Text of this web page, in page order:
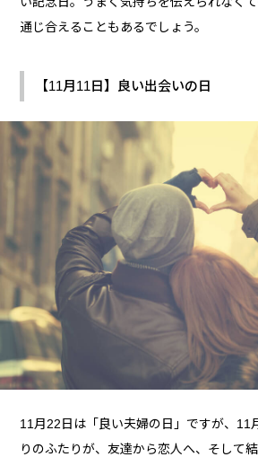
通じ合えることもあるでしょう。
【11月11日】良い出会いの日
11月22日は「良い夫婦の日」ですが、11
りのふたりが、友達から恋人へ、そして